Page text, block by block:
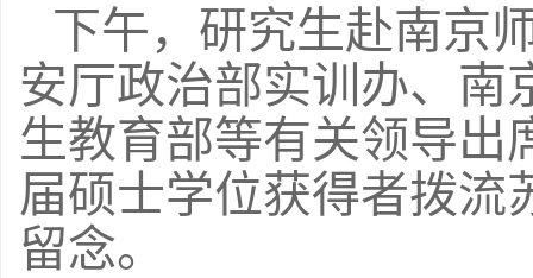
下午，研究生赴南京
安厅政治部实训办、南
生教育部等有关领导出
届硕士学位获得者拨流
留念。